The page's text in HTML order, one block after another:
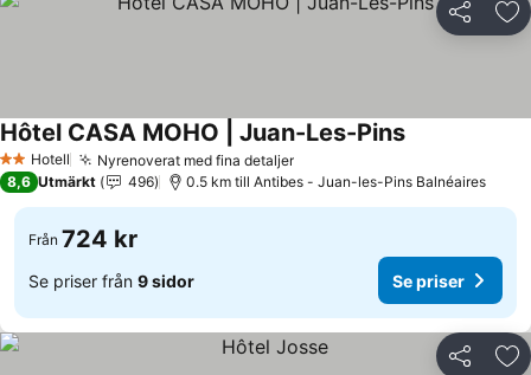
Dela
2 Stjärnor
Hotell Nyrenoverat med fina detaljerSe priser
Hôtel CASA MOHO | Juan-Les-PinsSe priser
8,6 Utmärkt 496 0.5 km till Antibes - Juan-les-Pins Balnéaires
Från 724 kr
Se priser från 9 sidor Se priser
Dela